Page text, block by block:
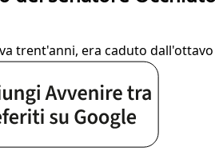
trent'anni, era caduto